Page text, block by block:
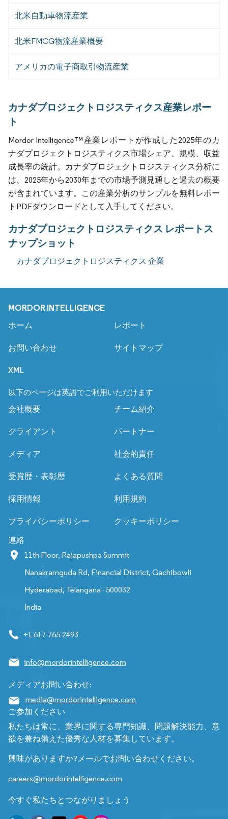
北米自動車物流産業
北米FMCG物流産業概要
アメリカの電子商取引物流産業
カナダプロジェクトロジスティクス産業レポー
ト
Mordor Intelligence™産業レポートが作成した2025年のカ
ナダプロジェクトロジスティクス市場シェア、規模、収益
成長率の統計。カナダプロジェクトロジスティクス分析に
は、2025年から2030年までの市場予測見通しと過去の概要
が含まれています。この産業分析のサンプルを無料レポー
トPDFダウンロードとして入手してください。
カナダプロジェクトロジスティクス レポートス
ナップショット
カナダプロジェクトロジスティクス 企業
MORDOR INTELLIGENCE
ホーム レポート
お問い合わせ サイトマップ
XML
以下のページは英語でご利用いただけます
会社概要
チーム紹介
クライアント パートナー
メディア 社会的責任
受賞歴・表彰歴 よくある質問
採用情報 利用規約
プライバシーポリシー クッキーポリシー
連絡
11th Floor, Rajapushpa Summit
Nanakramguda Rd, Financial District, Gachibowli
Hyderabad, Telangana - 500032
India
+1 617-765-2493
info@mordorintelligence.com
メディアお問い合わせ:
media@mordorintelligence.com
ご参加ください
私たちは常に、業界に関する専門知識、問題解決能力、意
欲を兼ね備えた優秀な人材を募集しています。
興味がありますか?メールでお問い合わせください。
careers@mordorintelligence.com
今すぐ私たちとつながりましょう